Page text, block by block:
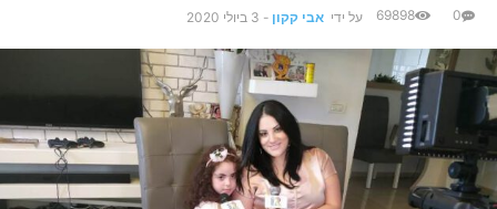
על ידי אבי קקון - 3 ביולי 2020 0
69898